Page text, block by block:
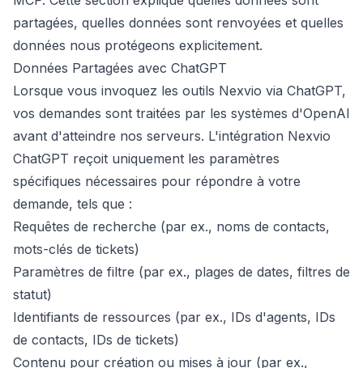
partagées, quelles données sont renvoyées et quelles
données nous protégeons explicitement.
Données Partagées avec ChatGPT
Lorsque vous invoquez les outils Nexvio via ChatGPT,
vos demandes sont traitées par les systèmes d'OpenAI
avant d'atteindre nos serveurs. L'intégration Nexvio
ChatGPT reçoit uniquement les paramètres
spécifiques nécessaires pour répondre à votre
demande, tels que :
Requêtes de recherche (par ex., noms de contacts,
mots-clés de tickets)
Paramètres de filtre (par ex., plages de dates, filtres de
statut)
Identifiants de ressources (par ex., IDs d'agents, IDs
de contacts, IDs de tickets)
Contenu pour création ou mises à jour (par ex.,